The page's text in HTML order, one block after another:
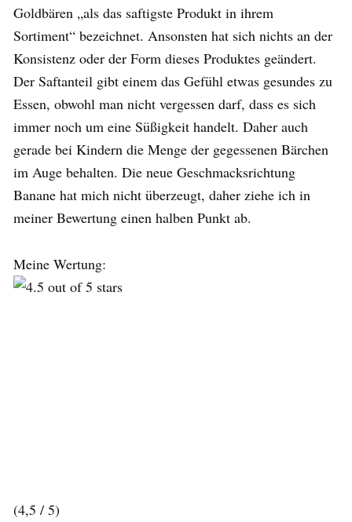
Goldbären „als das saftigste Produkt in ihrem
Sortiment“ bezeichnet. Ansonsten hat sich nichts an der
Konsistenz oder der Form dieses Produktes geändert.
Der Saftanteil gibt einem das Gefühl etwas gesundes zu
Essen, obwohl man nicht vergessen darf, dass es sich
immer noch um eine Süßigkeit handelt. Daher auch
gerade bei Kindern die Menge der gegessenen Bärchen
im Auge behalten. Die neue Geschmacksrichtung
Banane hat mich nicht überzeugt, daher ziehe ich in
meiner Bewertung einen halben Punkt ab.
Meine Wertung:
(4,5 / 5)